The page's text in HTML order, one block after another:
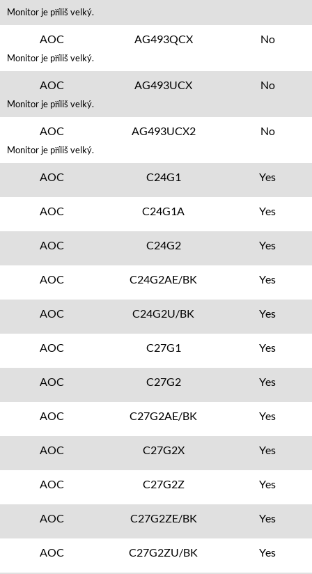
Monitor je příliš velký.
AOC AG493QCX No
Monitor je příliš velký.
AOC AG493UCX No
Monitor je příliš velký.
AOC AG493UCX2 No
Monitor je příliš velký.
AOC C24G1 Yes
AOC C24G1A Yes
AOC C24G2 Yes
AOC C24G2AE/BK Yes
AOC C24G2U/BK Yes
AOC C27G1 Yes
AOC C27G2 Yes
AOC C27G2AE/BK Yes
AOC C27G2X Yes
AOC C27G2Z Yes
AOC C27G2ZE/BK Yes
AOC C27G2ZU/BK Yes